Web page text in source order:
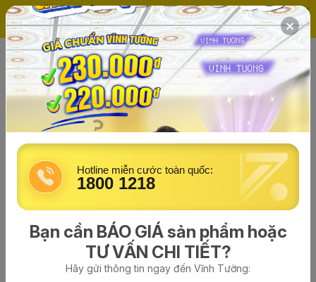
Hotline miễn cước toàn quốc:
1800 1218
Bạn cần BÁO GIÁ sản phẩm hoặc
TƯ VẤN CHI TIẾT?
Hãy gửi thông tin ngay đến Vĩnh Tường:
(0)
Trang chủ Tin tức về Vĩnh Tường
vinhtuongđăng vào lúc 08/01/2026 - 16:56
50+ mẫu nhà lắp ghép 50 triệu
giá rẻ đẹp, tiện nghi, mới nhất
2026